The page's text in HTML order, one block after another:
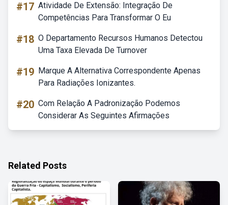
#17 Atividade De Extensão: Integração De
Competências Para Transformar O Eu
#18 O Departamento Recursos Humanos Detectou
Uma Taxa Elevada De Turnover
#19 Marque A Alternativa Correspondente Apenas
Para Radiações Ionizantes.
#20 Com Relação A Padronização Podemos
Considerar As Seguintes Afirmações
Related Posts